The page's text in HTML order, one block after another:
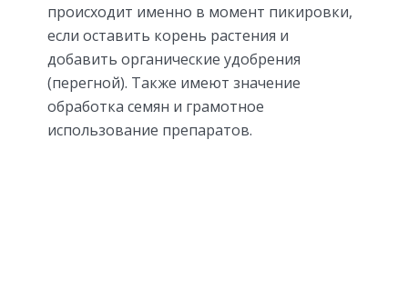
происходит именно в момент пикировки,
если оставить корень растения и
добавить органические удобрения
(перегной). Также имеют значение
обработка семян и грамотное
использование препаратов.